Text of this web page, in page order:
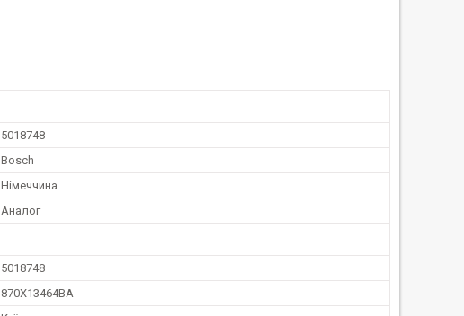
5018748
Bosch
Німеччина
Аналог
5018748
870X13464BA